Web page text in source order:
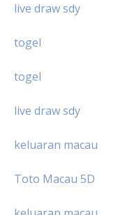
live draw sdy
togel
togel
live draw sdy
keluaran macau
Toto Macau 5D